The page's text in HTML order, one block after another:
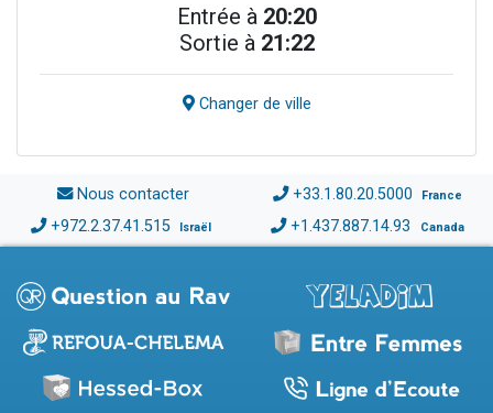
Entrée à 20:20
Sortie à 21:22
Changer de ville
Nous contacter +33.1.80.20.5000 France
+972.2.37.41.515 Israël +1.437.887.14.93 Canada